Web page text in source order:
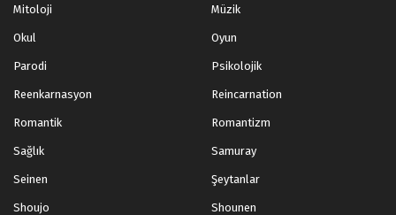
Mitoloji Müzik
Okul Oyun
Parodi Psikolojik
Reenkarnasyon Reincarnation
Romantik Romantizm
Sağlık Samuray
Seinen Şeytanlar
Shoujo Shounen